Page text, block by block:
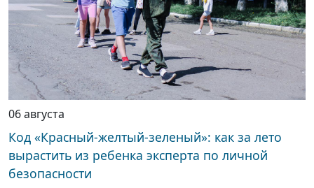
06 августа
Код «Красный-желтый-зеленый»: как за лето
вырастить из ребенка эксперта по личной
безопасности